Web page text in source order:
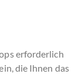
Russland
erforderlich
die Ihnen das